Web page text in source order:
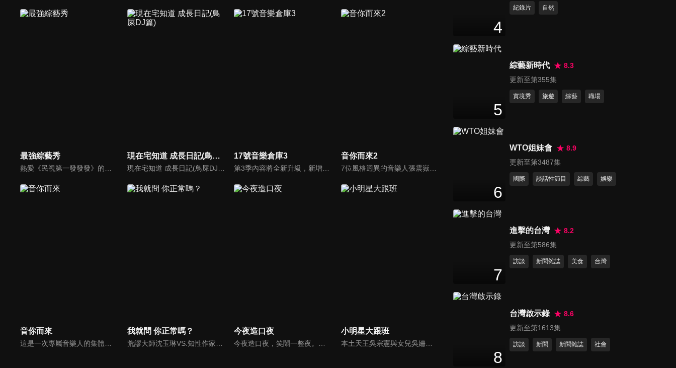
最強綜藝秀 現在宅知道 成長日記(鳥屎DJ篇) 17號音樂倉庫3 音你而來2
音你而來
這是一次專屬音樂人的集體團建。7位音樂人在不同城市通過同宿的方式開啟一段音樂社交治癒之旅，旅途中他們將兩兩搭檔完成6場雙人音樂路演，以路演之名彼此尋找自己最契合的音樂搭檔，為自己撒野、為友情吶喊、為感性唱歌。用年輕的敘事方式，講述音樂人們最真實的社交故事。
我就問 你正常嗎？
荒謬大師沈玉琳VS.知性作家​​于美人，首次聯手主持！雙方展現犀利又幽默的獨特主持風格引爆辛辣話題！
今夜造口夜
今夜造口夜，笑鬧一整夜。以網路自製嘲諷節目走紅、在網路擁有廣大支持群眾和影響力的主播「視網膜」，藉此一揉合綜藝與喜劇之談話性節目，帶觀眾以輕鬆之方式，瞭解時下最熱門、最能引起共鳴的社會議題、現象和人物。 多元的切入角度、最輕鬆易懂的議題剖析、言論尺度不設限！
小明星大跟班
本土天王吳宗憲與女兒吳姍儒（Sandy）搭檔主持，每集邀請來賓暢談演藝圈大小事，父女檔聯手笑果十足，老梗搭上新世代，最新組合強勢登場！
48
第14集 挑戰極限!! 唱跳何作賽
(下)
澀的回憶
第16集 男子漢&女藝人共舞 20
第17集 男子漢&女藝人共舞 20
強決定賽(下)
47
第19集 捉對廝殺! 男子漢一對
一PK賽(上)
4
紀錄片 自然
5
綜藝新時代
8.3
更新至第355集
實境秀 旅遊 綜藝 職場
6
WTO姐妹會
8.9
更新至第3487集
國際 談話性節目 綜藝 娛樂
7
進擊的台灣
8.2
更新至第586集
訪談 新聞雜誌 美食 台灣
8
台灣啟示錄
8.6
更新至第1613集
訪談 新聞 新聞雜誌 社會